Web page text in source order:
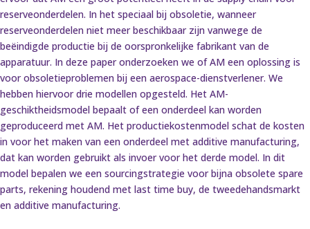
reserveonderdelen. In het speciaal bij obsoletie, wanneer
reserveonderdelen niet meer beschikbaar zijn vanwege de
beëindigde productie bij de oorspronkelijke fabrikant van de
apparatuur. In deze paper onderzoeken we of AM een oplossing is
voor obsoletieproblemen bij een aerospace-dienstverlener. We
hebben hiervoor drie modellen opgesteld. Het AM-
geschiktheidsmodel bepaalt of een onderdeel kan worden
geproduceerd met AM. Het productiekostenmodel schat de kosten
in voor het maken van een onderdeel met additive manufacturing,
dat kan worden gebruikt als invoer voor het derde model. In dit
model bepalen we een sourcingstrategie voor bijna obsolete spare
parts, rekening houdend met last time buy, de tweedehandsmarkt
en additive manufacturing.